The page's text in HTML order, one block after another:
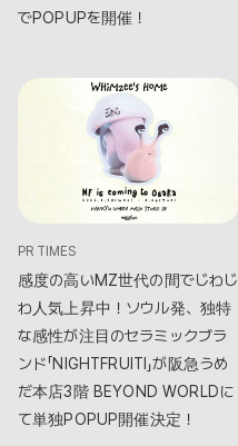
でPOPUPを開催！
PR TIMES
感度の高いMZ世代の間でじわじ
わ人気上昇中！ソウル発、独特
な感性が注目のセラミックブラ
ンド「NIGHTFRUITI」が阪急うめ
だ本店3階 BEYOND WORLDに
て単独POPUP開催決定！